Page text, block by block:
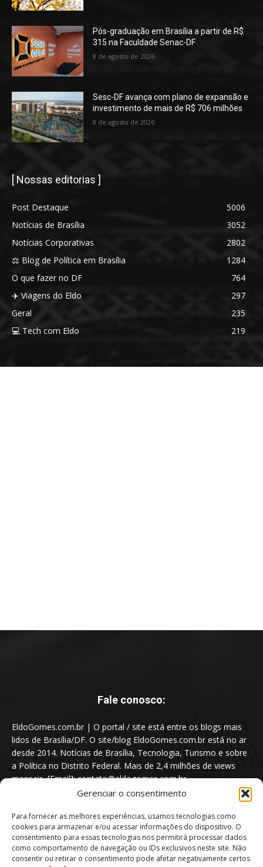
Gerenciar o consentimento
Para fornecer as melhores experiências, usamos tecnologias como
cookies para armazenar e/ou acessar informações do dispositivo. O
consentimento para essas tecnologias nos permitirá processar dados
como comportamento de navegação ou IDs exclusivos neste site. Não
consentir ou retirar o consentimento pode afetar negativamente certos
Pós-graduação em Brasília a partir de R$
315 na Faculdade Senac-DF
8 de agosto de 2026
Sesc-DF avança com plano de expansão e
investimento de mais de R$ 706 milhões
8 de agosto de 2026
[ Nossas editorias ]
Post Destaque
5006
Notícias de Brasília
3052
Notícias Corporativas
2802
⚖️ Blog de Política em Brasília
1284
O que fazer no DF
764
✈️ Viagens do Eldo
297
Geral
235
💻 Tech com Eldo
219
Fale conosco:
EldoGomes.com.br | O portal / site está entre os blogs mais
lidos de Brasília/DF. O site/blog EldoGomes.com.br está no ar
desde 2014. Notícias de Brasília, Tecnologia, Turismo e sobre
a Política no Distrito Federal. Mais de 2,4 milhões de views
mensais. [Email]: contato@eldogomes.com.br